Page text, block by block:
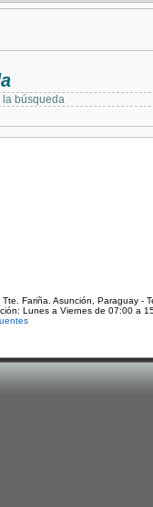
la búsqueda
Fariña. Asunción, Paraguay -
Lunes a Viernes de 07:00 a